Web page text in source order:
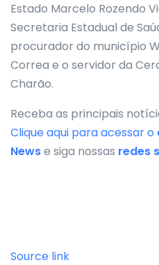
Estado Marcelo Rozendo
Secretaria Estadual de
procurador do município
Correa e o servidor da
Charão.
Receba as principais
Clique aqui para acessar o
Newse siga nossas redes
Source link